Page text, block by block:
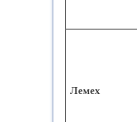
Лемех